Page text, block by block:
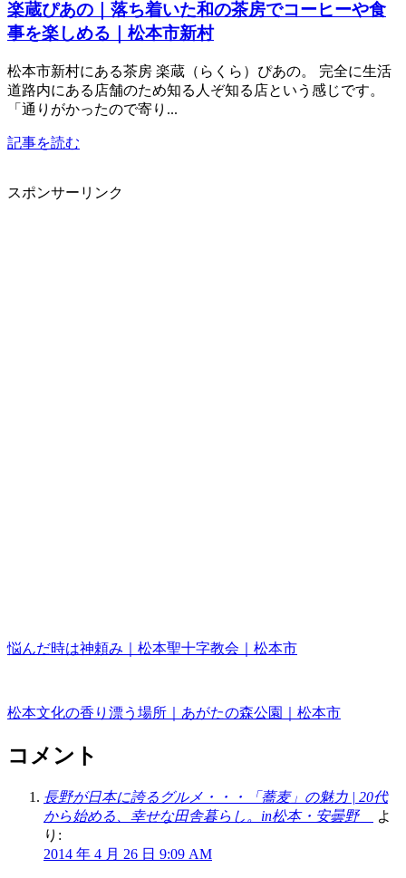
楽蔵ぴあの｜落ち着いた和の茶房でコーヒーや食
事を楽しめる｜松本市新村
松本市新村にある茶房 楽蔵（らくら）ぴあの。 完全に生活
道路内にある店舗のため知る人ぞ知る店という感じです。
「通りがかったので寄り...
記事を読む
スポンサーリンク
悩んだ時は神頼み｜松本聖十字教会｜松本市
松本文化の香り漂う場所｜あがたの森公園｜松本市
コメント
長野が日本に誇るグルメ・・・「蕎麦」の魅力 | 20代
から始める、幸せな田舎暮らし。in松本・安曇野
よ
り:
2014 年 4 月 26 日 9:09 AM